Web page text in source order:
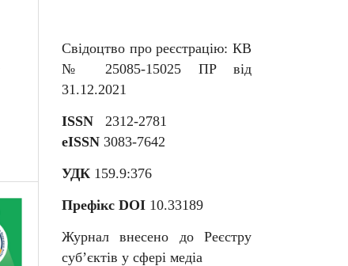
Свідоцтво про реєстрацію: КВ
№ 25085-15025 ПР від
31.12.2021
ISSN 2312-2781
eISSN 3083-7642
УДК 159.9:376
Префікс DOI 10.33189
Журнал внесено до Реєстру
суб’єктів у сфері медіа